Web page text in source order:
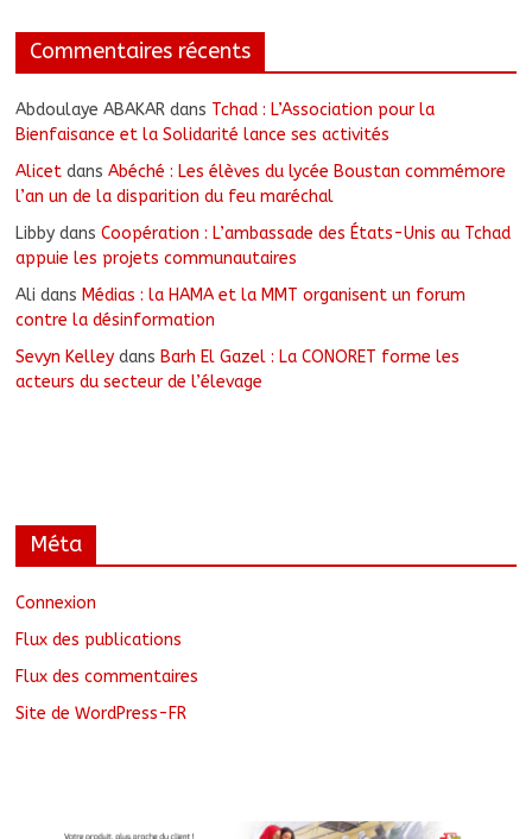
Commentaires récents
Abdoulaye ABAKAR dans Tchad : L’Association pour la
Bienfaisance et la Solidarité lance ses activités
Alicet dansAbéché : Les élèves du lycée Boustan commémore
l’an un de la disparition du feu maréchal
Libby dansCoopération : L’ambassade des États-Unis au Tchad
appuie les projets communautaires
Ali dans Médias : la HAMA et la MMT organisent un forum
contre la désinformation
Sevyn Kelley dans Barh El Gazel : La CONORET forme les
acteurs du secteur de l’élevage
Méta
Connexion
Flux des publications
Flux des commentaires
Site de WordPress-FR